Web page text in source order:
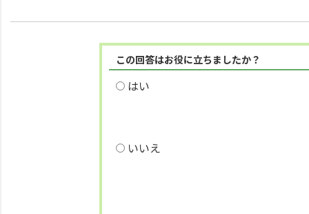
この回答はお役に立ちましたか？
はい
いいえ